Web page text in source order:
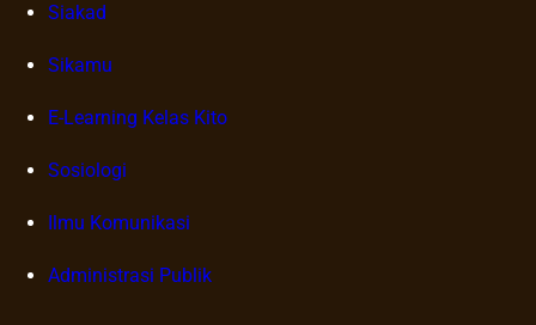
Siakad
Sikamu
E-Learning Kelas Kito
Sosiologi
Ilmu Komunikasi
Administrasi Publik